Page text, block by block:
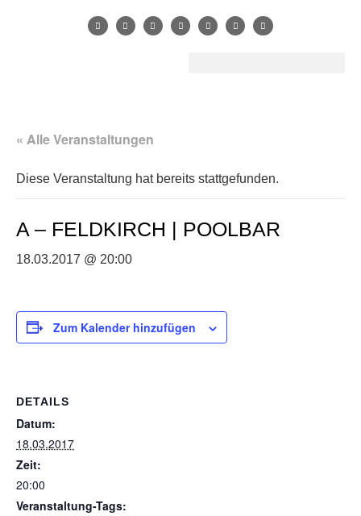
« Alle Veranstaltungen
Diese Veranstaltung hat bereits stattgefunden.
A – FELDKIRCH | POOLBAR
18.03.2017 @ 20:00
Zum Kalender hinzufügen
DETAILS
Datum:
18.03.2017
Zeit:
20:00
Veranstaltung-Tags: